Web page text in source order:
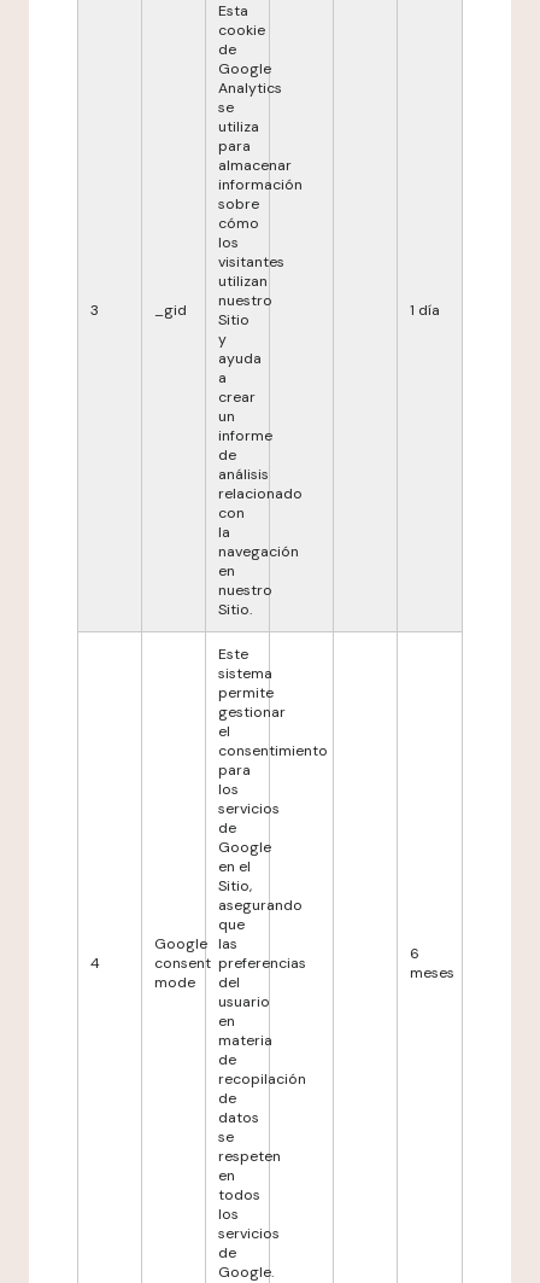
3 _gid
Esta
cookie
de
Google
Analytics
se
utiliza
para
almacenar
información
sobre
cómo
los
visitantes
utilizan
nuestro
Sitio
y
ayuda
a
crear
un
informe
de
análisis
relacionado
con
la
navegación
en
nuestro
Sitio.
1 día
4
Google
consent
mode
Este
sistema
permite
gestionar
el
consentimiento
para
los
servicios
de
Google
en el
Sitio,
asegurando
que
las
preferencias
del
usuario
en
materia
de
recopilación
de
datos
se
respeten
en
todos
los
servicios
de
Google.
6
meses